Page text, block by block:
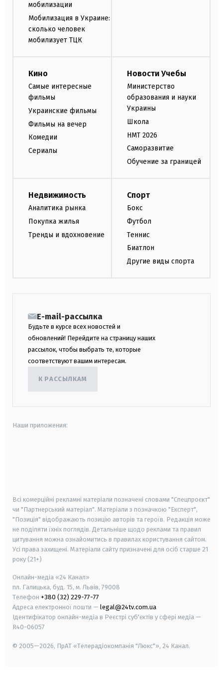
мобилизации
Мобилизация в Украине:
сколько человек
мобилизует ТЦК
Кино
Самые интересные
фильмы
Украинские фильмы
Фильмы на вечер
Комедии
Сериалы
Новости Учебы
Министерство
образования и науки
Украины
Школа
НМТ 2026
Саморазвитие
Обучение за границей
Недвижимость
Аналитика рынка
Покупка жилья
Тренды и вдохновение
Спорт
Бокс
Футбол
Теннис
Биатлон
Другие виды спорта
E-mail-рассылка
Будьте в курсе всех новостей и
обновлений! Перейдите на страницу наших
рассылок, чтобы выбрать те, которые
соответствуют вашим интересам.
К РАССЫЛКАМ
Наши приложения:
Всі комерційні рекламні матеріали позначені словами "Спецпроєкт"
чи "Партнерський матеріал". Матеріали з позначкою "Експерт",
"Позиція" відображають позицію авторів та героїв. Редакція може
не поділяти їхніх поглядів. Детальніше щодо реклами та правил
цитування можна ознайомитись в правилах користування сайтом.
Усі права захищені. Матеріали сайту призначені для осіб старше 21
року (21+)
Онлайн-медіа «24 Канал»
пл. Галицька, буд. 15, м. Львів, 79008
Телефон +380 (32) 229-77-77
Адреса електронної пошти — legal@24tv.com.ua
Ідентифікатор онлайн-медіа в Реєстрі суб'єктів у сфері медіа —
R40-06057
© 2005—2026, ПрАТ «Телерадіокомпанія "Люкс"», 24 Канал.